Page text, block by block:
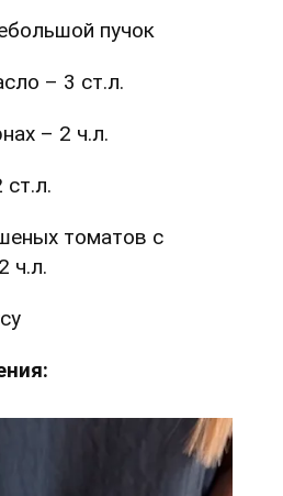
пучок
– 3 ст.л.
– 2 ч.л.
ст.л.
томатов с
ч.л.